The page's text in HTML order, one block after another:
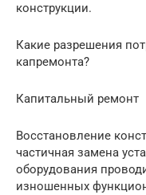
конструкции.
Какие разрешения
капремонта?
Капитальный ремонт
Восстановление
частичная замена
оборудования
изношенных